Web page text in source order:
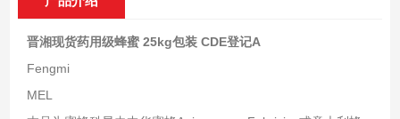
晋湘现货药用级蜂蜜 25kg包装 CDE登记A
Fengmi
MEL